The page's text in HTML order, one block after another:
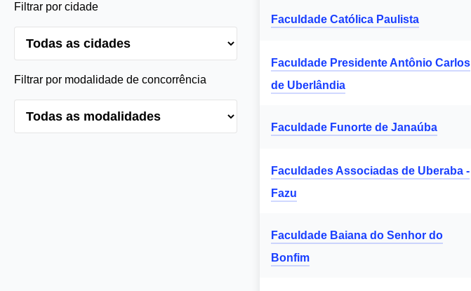
Filtrar por cidade
Filtrar por modalidade de concorrência
Faculdade Católica Paulista
Faculdade Presidente Antônio Carlos
de Uberlândia
Faculdade Funorte de Janaúba
Faculdades Associadas de Uberaba -
Fazu
Faculdade Baiana do Senhor do
Bonfim